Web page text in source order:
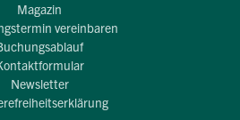
Magazin
vereinbaren
Newsletter